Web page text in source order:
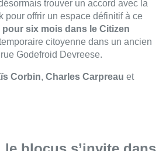
: “C’est
il faut se l’avouer”